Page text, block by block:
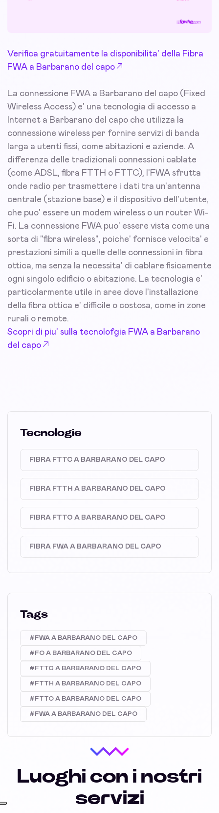
Verifica gratuitamente la disponibilita' della Fibra
FWA a Barbarano del capo
La connessione FWA a Barbarano del capo (Fixed
Wireless Access) e' una tecnologia di accesso a
Internet a Barbarano del capo che utilizza la
connessione wireless per fornire servizi di banda
larga a utenti fissi, come abitazioni e aziende. A
differenza delle tradizionali connessioni cablate
(come ADSL, fibra FTTH o FTTC), l'FWA sfrutta
onde radio per trasmettere i dati tra un'antenna
centrale (stazione base) e il dispositivo dell'utente,
che puo' essere un modem wireless o un router Wi-
Fi. La connessione FWA puo' essere vista come una
sorta di "fibra wireless", poiche' fornisce velocita' e
prestazioni simili a quelle delle connessioni in fibra
ottica, ma senza la necessita' di cablare fisicamente
ogni singolo edificio o abitazione. La tecnologia e'
particolarmente utile in aree dove l'installazione
della fibra ottica e' difficile o costosa, come in zone
rurali o remote.
Scopri di piu' sulla tecnolofgia FWA a Barbarano
del capo
Tecnologie
FIBRA FTTC A BARBARANO DEL CAPO
FIBRA FTTH A BARBARANO DEL CAPO
FIBRA FTTO A BARBARANO DEL CAPO
FIBRA FWA A BARBARANO DEL CAPO
Tags
#FWA A BARBARANO DEL CAPO
#FO A BARBARANO DEL CAPO
#FTTC A BARBARANO DEL CAPO
#FTTH A BARBARANO DEL CAPO
#FTTO A BARBARANO DEL CAPO
#FWA A BARBARANO DEL CAPO
Luoghi con i nostri
servizi